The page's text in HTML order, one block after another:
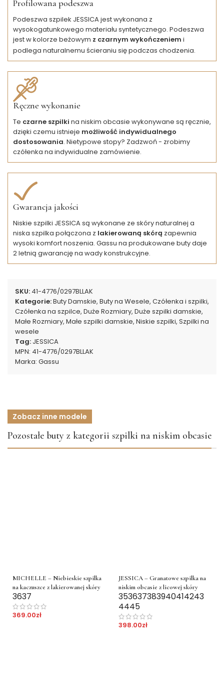
Profilowana podeszwa
Podeszwa szpilek JESSICA jest wykonana z
wysokogatunkowego materiału syntetycznego. Podeszwa
jest w kolorze beżowym z czarnym wykończeniem i
podlega naturalnemu ścieraniu się podczas chodzenia.
Ręczne wykonanie
Te czarne szpilki na niskim obcasie wykonywane są ręcznie,
dzięki czemu istnieje możliwość indywidualnego
dostosowania. Nietypowe stopy? Zadzwoń - zrobimy
czółenka na indywidualne zamówienie.
Gwarancja jakości
Niskie szpilki JESSICA są wykonane ze skóry naturalnej a
niska szpilka połączona z lakierowaną skórą zapewnia
wysoki komfort noszenia. Gassu na produkowane buty daje
2 letnią gwarancję na wady konstrukcyjne.
SKU: 41-4776/0297BLLAK
Kategorie:Buty Damskie, Buty na Wesele, Czółenka i szpilki,
Czółenka na szpilce, Duże Rozmiary, Duże szpilki damskie,
Małe Rozmiary, Małe szpilki damskie, Niskie szpilki, Szpilki na
wesele
Tag: JESSICA
MPN: 41-4776/0297BLLAK
Marka: Gassu
Zobacz inne modele
Pozostałe buty z kategorii szpilki na niskim obcasie
MICHELLE – Niebieskie szpilka
na kaczuszce z lakierowanej skóry
3637
369.00zł
JESSICA – Granatowe szpilka na
niskim obcasie z licowej skóry
353637383940414243
4445
398.00zł